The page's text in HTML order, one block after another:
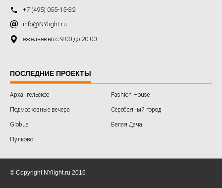
+7 (495) 055-15-32
info@NYlight.ru
ежедневно с 9:00 до 20:00
ПОСЛЕДНИЕ ПРОЕКТЫ
Архангельское Fashion House
Подмосковные вечера Серебряный город
Globus Белая Дача
Пулково
© Copyright NYlight.ru 2016